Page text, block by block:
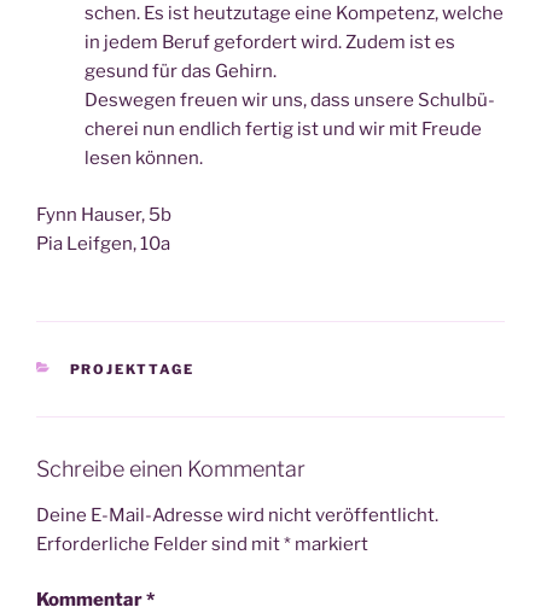
schen. Es ist heut­zu­ta­ge eine Kom­pe­tenz, wel­che
in jedem Beruf gefor­dert wird. Zudem ist es
gesund für das Gehirn.
Des­we­gen freu­en wir uns, dass unse­re Schul­bü­
che­rei nun end­lich fer­tig ist und wir mit Freu­de
lesen können.
Fynn Hau­ser, 5b
Pia Leif­gen, 10a
KATEGORIEN
PROJEKTTAGE
Schreibe einen Kommentar
Deine E-Mail-Adresse wird nicht veröffentlicht.
Erforderliche Felder sind mit* markiert
Kommentar*